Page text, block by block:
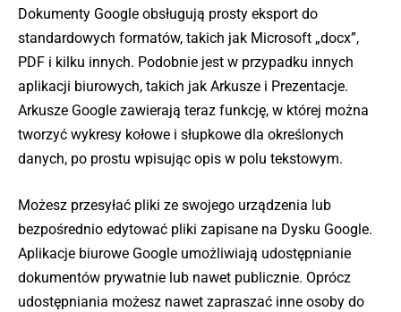
Dokumenty Google obsługują prosty eksport do
standardowych formatów, takich jak Microsoft „docx”,
PDF i kilku innych. Podobnie jest w przypadku innych
aplikacji biurowych, takich jak Arkusze i Prezentacje.
Arkusze Google zawierają teraz funkcję, w której można
tworzyć wykresy kołowe i słupkowe dla określonych
danych, po prostu wpisując opis w polu tekstowym.
Możesz przesyłać pliki ze swojego urządzenia lub
bezpośrednio edytować pliki zapisane na Dysku Google.
Aplikacje biurowe Google umożliwiają udostępnianie
dokumentów prywatnie lub nawet publicznie. Oprócz
udostępniania możesz nawet zapraszać inne osoby do